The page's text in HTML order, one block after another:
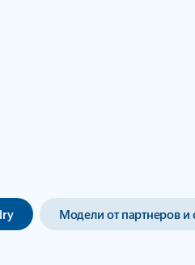
Модели от партнеров и